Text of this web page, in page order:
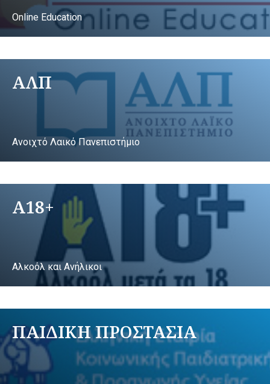
Online Education
ΑΛΠ
Ανοιχτό Λαικό Πανεπιστήμιο
A18+
Αλκοόλ και Ανήλικοι
ΠΑΙΔΙΚΗ ΠΡΟΣΤΑΣΙΑ